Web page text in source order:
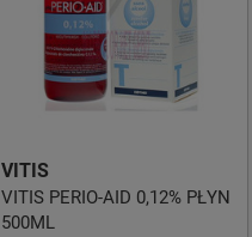
VITIS
VITIS PERIO-AID 0,12% PŁYN
500ML